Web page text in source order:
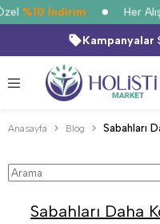
%10 İndirim Her
Kampanyalar
Anasayfa Blog Sabahları
Sabahları Daha